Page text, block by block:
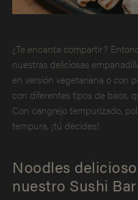
¿Te encanta compartir?
nuestras deliciosas
en versión vegetariana o con
con diferentes tipos de baos,
Con cangrejo tempurizado,
tempura, ¡tú decides!
Noodles
nuestro Sushi Bar